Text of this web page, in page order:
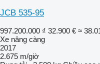
JCB 535-95
997.200.000 ₫ 32.900 € ≈
Xe nâng càng
2017
2.675 m/giờ